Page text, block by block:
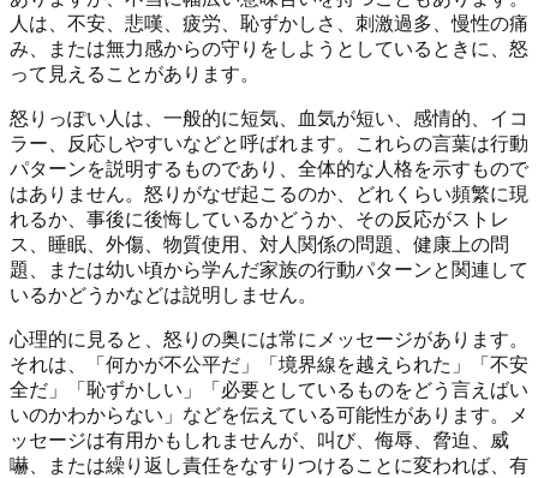
人は、不安、悲嘆、疲労、恥ずかしさ、刺激過多、慢性の痛
み、または無力感からの守りをしようとしているときに、怒
って見えることがあります。
怒りっぽい人は、一般的に短気、血気が短い、感情的、イコ
ラー、反応しやすいなどと呼ばれます。これらの言葉は行動
パターンを説明するものであり、全体的な人格を示すもので
はありません。怒りがなぜ起こるのか、どれくらい頻繁に現
れるか、事後に後悔しているかどうか、その反応がストレ
ス、睡眠、外傷、物質使用、対人関係の問題、健康上の問
題、または幼い頃から学んだ家族の行動パターンと関連して
いるかどうかなどは説明しません。
心理的に見ると、怒りの奥には常にメッセージがあります。
それは、「何かが不公平だ」「境界線を越えられた」「不安
全だ」「恥ずかしい」「必要としているものをどう言えばい
いのかわからない」などを伝えている可能性があります。メ
ッセージは有用かもしれませんが、叫び、侮辱、脅迫、威
嚇、または繰り返し責任をなすりつけることに変われば、有